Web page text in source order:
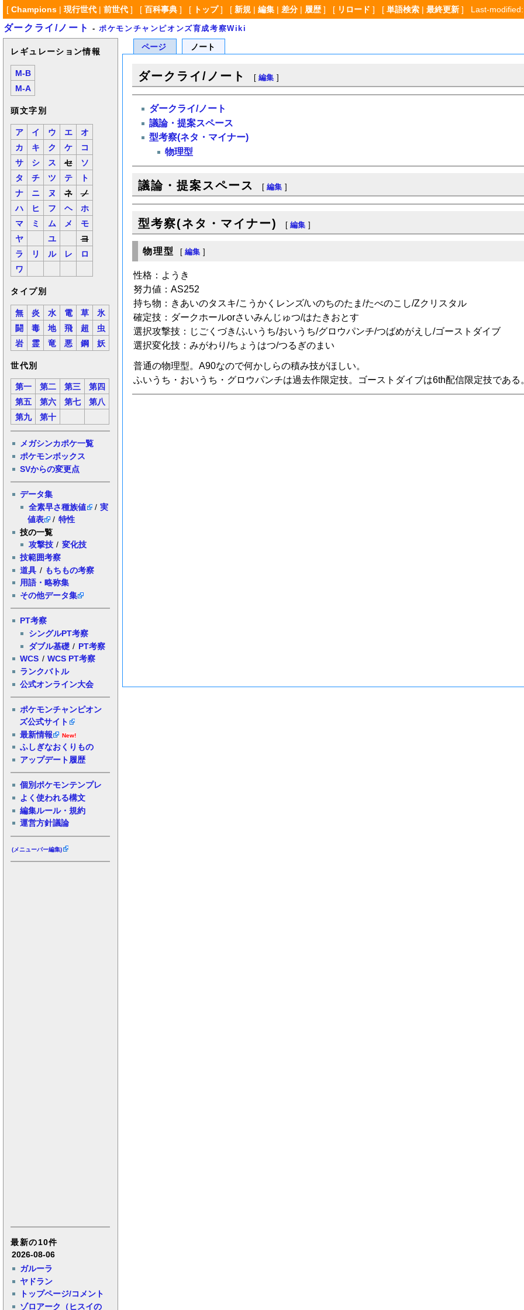
[ Champions| 現行世代| 前世代] [ 百科事典] [ トップ] [ 新規| 編集| 差分| 履歴] [ リロード ] [ 単語検索| 最終更新] Last-modified:
ダークライ/ノート - ポケモンチャンピオンズ育成考察Wiki
レギュレーション情報
M-B
M-A
頭文字別
ア イ ウ エ
オ
カ
キ ク ケ
コ
サ
シ ス セ
ソ
タ
チ ツ テ
ト
ナ
ニ ヌ ネ
ノ
ハ
ヒ フ ヘ
ホ
マ
ミ ム メ
モ
ヤ
ユ
ヨ
ラ
リ ル レ
ロ
ワ
タイプ別
無 炎 水 電 草
氷
闘
毒 地 飛 超
虫
岩
霊 竜 悪 鋼 妖
世代別
第一 第二 第三
第四
第五
第六 第七
第八
第九
第十
メガシンカポケ一覧
ポケモンボックス
SVからの変更点
データ集
全素早さ種族値
/ 実
値表
/ 特性
技の一覧
攻撃技 / 変化技
技範囲考察
道具 / もちもの考察
用語・略称集
その他データ集
PT考察
シングルPT考察
ダブル基礎 / PT考察
WCS / WCS PT考察
ランクバトル
公式オンライン大会
ポケモンチャンピオン
ズ公式サイト
最新情報
New!
ふしぎなおくりもの
アップデート履歴
個別ポケモンテンプレ
よく使われる構文
編集ルール・規約
運営方針議論
(メニューバー編集)
最新の10件
2026-08-06
ガルーラ
ヤドラン
トップページ/コメント
ゾロアーク（ヒスイの
ページ ノート
ダークライ/ノート [ 編集 ]
ダークライ/ノート
議論・提案スペース
型考察(ネタ・マイナー)
物理型
議論・提案スペース [ 編集 ]
型考察(ネタ・マイナー) [ 編集 ]
物理型 [ 編集 ]
性格：ようき
努力値：AS252
持ち物：きあいのタスキ/こうかくレンズ/いのちのたま/たべのこし/Zクリスタル
確定技：ダークホールorさいみんじゅつ/はたきおとす
選択攻撃技：じごくづき/ふいうち/おいうち/グロウパンチ/つばめがえし/ゴーストダイブ
選択変化技：みがわり/ちょうはつ/つるぎのまい
普通の物理型。A90なので何かしらの積み技がほしい。
ふいうち・おいうち・グロウパンチは過去作限定技。ゴーストダイブは6th配信限定技である